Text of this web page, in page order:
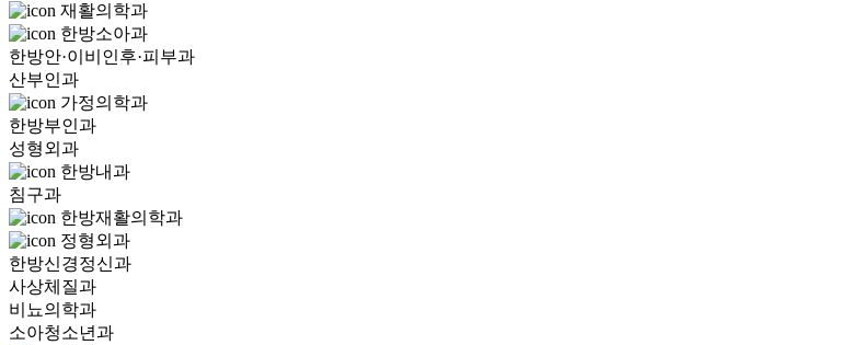
재활의학과
한방소아과
한방안·이비인후·피부과
산부인과
가정의학과
한방부인과
성형외과
한방내과
침구과
한방재활의학과
정형외과
한방신경정신과
사상체질과
비뇨의학과
소아청소년과